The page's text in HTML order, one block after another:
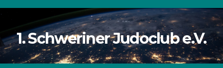
Zum
springen1. Schweriner Judoclub e.V.